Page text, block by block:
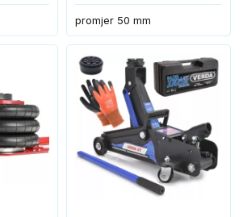
promjer 50 mm